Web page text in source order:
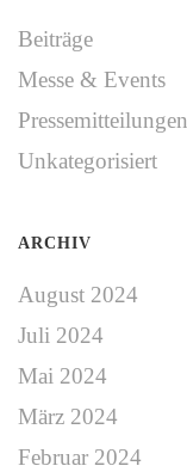
Beiträge
Messe & Events
Pressemitteilungen
Unkategorisiert
ARCHIV
August 2024
Juli 2024
Mai 2024
März 2024
Februar 2024